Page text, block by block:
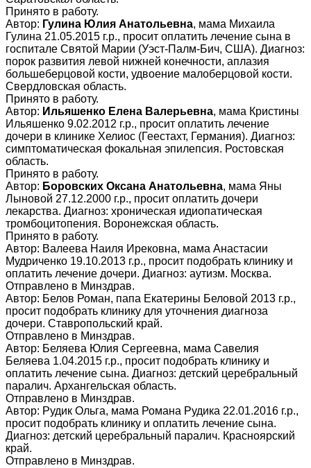
Принято в работу.
Автор: Гулина Юлия Анатольевна, мама Михаила
Гулина 21.05.2015 г.р., просит оплатить лечение сына в
госпитале Святой Марии (Уэст-Палм-Бич, США). Диагноз:
порок развития левой нижней конечности, аплазия
большеберцовой кости, удвоение малоберцовой кости.
Свердловская область.
Принято в работу.
Автор: Ильяшенко Елена Валерьевна, мама Кристины
Ильяшенко 9.02.2012 г.р., просит оплатить лечение
дочери в клинике Хелиос (Геестахт, Германия). Диагноз:
симптоматическая фокальная эпилепсия. Ростовская
область.
Принято в работу.
Автор: Боровских Оксана Анатольевна, мама Яны
Лыновой 27.12.2000 г.р., просит оплатить дочери
лекарства. Диагноз: хроническая идиопатическая
тромбоцитопения. Воронежская область.
Принято в работу.
Автор: Валеева Наиля Ирековна, мама Анастасии
Мудриченко 19.10.2013 г.р., просит подобрать клинику и
оплатить лечение дочери. Диагноз: аутизм. Москва.
Отправлено в Минздрав.
Автор: Белов Роман, папа Екатерины Беловой 2013 г.р.,
просит подобрать клинику для уточнения диагноза
дочери. Ставропольский край.
Отправлено в Минздрав.
Автор: Беляева Юлия Сергеевна, мама Савелия
Беляева 1.04.2015 г.р., просит подобрать клинику и
оплатить лечение сына. Диагноз: детский церебральный
паралич. Архангельская область.
Отправлено в Минздрав.
Автор: Рудик Ольга, мама Романа Рудика 22.01.2016 г.р.,
просит подобрать клинику и оплатить лечение сына.
Диагноз: детский церебральный паралич. Красноярский
край.
Отправлено в Минздрав.